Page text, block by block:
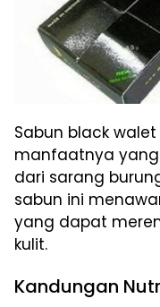
Sabun black
manfaatnya yang
dari sarang
sabun ini
yang dapat
kulit.
Kandungan